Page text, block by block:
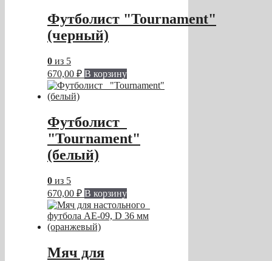
Футболист "Tournament"
(черный)
0 из 5
670,00 ₽ В корзину
Футболист
"Tournament"
(белый)
0 из 5
670,00 ₽ В корзину
Мяч для